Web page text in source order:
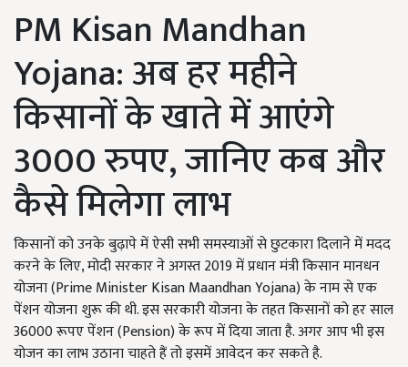
PM Kisan Mandhan
Yojana: अब हर महीने
किसानों के खाते में आएंगे
3000 रुपए, जानिए कब और
कैसे मिलेगा लाभ
किसानों को उनके बुढ़ापे में ऐसी सभी समस्याओं से छुटकारा दिलाने में मदद
करने के लिए, मोदी सरकार ने अगस्त 2019 में प्रधान मंत्री किसान मानधन
योजना (Prime Minister Kisan Maandhan Yojana) के नाम से एक
पेंशन योजना शुरू की थी. इस सरकारी योजना के तहत किसानों को हर साल
36000 रूपए पेंशन (Pension) के रूप में दिया जाता है. अगर आप भी इस
योजन का लाभ उठाना चाहते हैं तो इसमें आवेदन कर सकते है.